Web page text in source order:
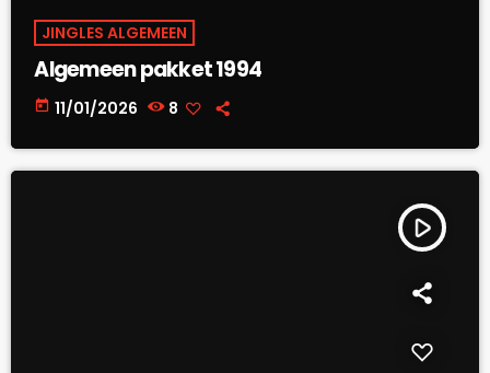
JINGLES ALGEMEEN
Algemeen pakket 1994
today 11/01/2026 8
play_arrow